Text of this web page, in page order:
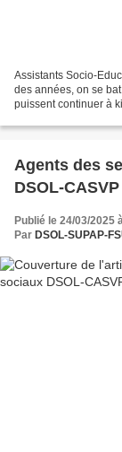
Assistants Socio-
des années, on se
puissent continuer à
Agents des
DSOL-
Publié le 24/03/2025
Par DSOL-SUPAP-